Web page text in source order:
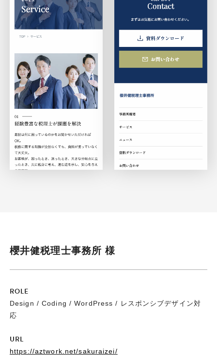
櫻井健税理士事務所 様
ROLE
Design / Coding / WordPress / レスポンシブデザイン対
応
URL
https://aztwork.net/sakuraizei/